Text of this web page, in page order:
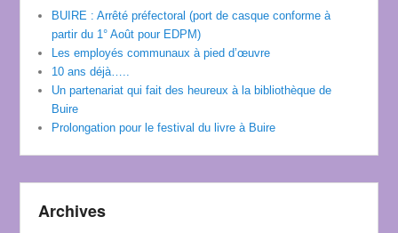
BUIRE : Arrêté préfectoral (port de casque conforme à
partir du 1° Août pour EDPM)
Les employés communaux à pied d’œuvre
10 ans déjà…..
Un partenariat qui fait des heureux à la bibliothèque de
Buire
Prolongation pour le festival du livre à Buire
Archives